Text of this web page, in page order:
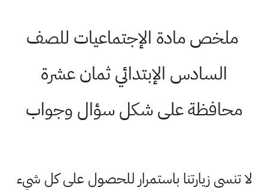
ملخص مادة الإجتماعيات للصف
السادس الإبتدائي ثمان عشرة
محافظة على شكل سؤال وجواب
لا تنسى زيارتنا باستمرار للحصول على كل شيء